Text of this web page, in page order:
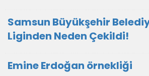
Samsun Büyükşehir
Liginden Neden Çekildi!
Emine Erdoğan örnekliği